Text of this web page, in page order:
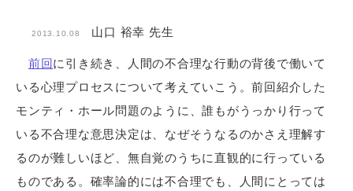
2013.10.08 山口 裕幸 先生
前回に引き続き、人間の不合理な行動の背後で働いて
いる心理プロセスについて考えていこう。前回紹介した
モンティ・ホール問題のように、誰もがうっかり行って
いる不合理な意思決定は、なぜそうなるのかさえ理解す
るのが難しいほど、無自覚のうちに直観的に行っている
ものである。確率論的には不合理でも、人間にとっては